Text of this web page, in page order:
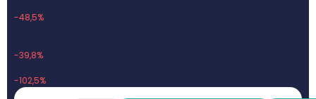
-48,5%
-39,8%
-102,5%